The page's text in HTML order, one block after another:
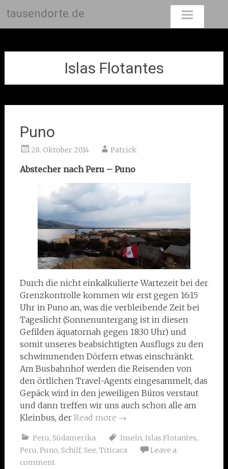
tausendorte.de
Islas Flotantes
Puno
28. Oktober 2014 Patrick
Abstecher nach Peru – Puno
Durch die nicht einkalkulierte Wartezeit bei der
Grenzkontrolle kommen wir erst gegen 16:15
Uhr in Puno an, was die verbleibende Zeit bei
Tageslicht (Sonnenuntergang ist in diesen
Gefilden äquatornah gegen 18:30 Uhr) und
somit unseres beabsichtigten Ausflugs zu den
schwimmenden Dörfern etwas einschränkt.
Am Busbahnhof werden die Reisenden von
den örtlichen Travel-Agents eingesammelt, das
Gepäck wird in den jeweiligen Büros verstaut
und dann treffen wir uns auch schon alle am
Kleinbus, der Read more →
Peru, Südamerika Inseln, Islas Flotantes,
Peru, Puno, Schilf, See, Titicaca
Leave a
comment